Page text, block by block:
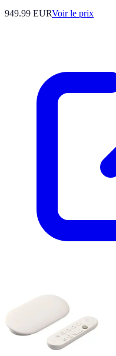
949.99 EURVoir le prix